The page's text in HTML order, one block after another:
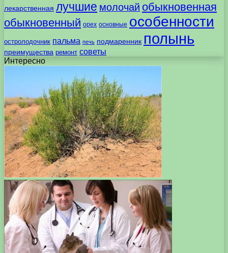
лекарственная лучшие молочай обыкновенная
обыкновенный орех основные особенности
остролодочник пальма печь подмаренник полынь
преимущества ремонт советы
Интересно